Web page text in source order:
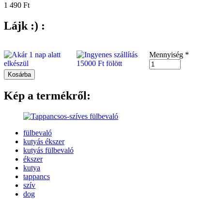
1 490 Ft
Lájk :) :
Mennyiség *
Kép a termékről:
fülbevaló
kutyás ékszer
kutyás fülbevaló
ékszer
kutya
tappancs
szív
dog